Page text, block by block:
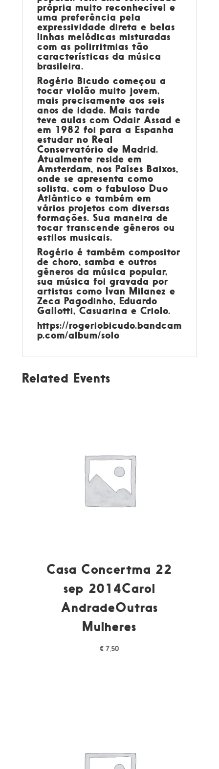
própria muito reconhecível e
uma preferência pela
expressividade direta e belas
linhas melódicas misturadas
com as polirritmias tão
características da música
brasileira.
Rogério Bicudo começou a
tocar violão muito jovem,
mais precisamente aos seis
anos de idade. Mais tarde
teve aulas com Odair Assad e
em 1982 foi para a Espanha
estudar no Real
Conservatório de Madrid.
Atualmente reside em
Amsterdam, nos Países Baixos,
onde se apresenta como
solista, com o fabuloso Duo
Atlântico e também em
vários projetos com diversas
formações. Sua maneira de
tocar transcende gêneros ou
estilos musicais.
Rogério é também compositor
de choro, samba e outros
gêneros da música popular,
sua música foi gravada por
artistas como Ivan Milanez e
Zeca Pagodinho, Eduardo
Gallotti, Casuarina e Criolo.
https://rogeriobicudo.bandcam
p.com/album/solo
Related Events
Casa Concertma 22
sep 2014Carol
AndradeOutras
Mulheres
€ 7,50